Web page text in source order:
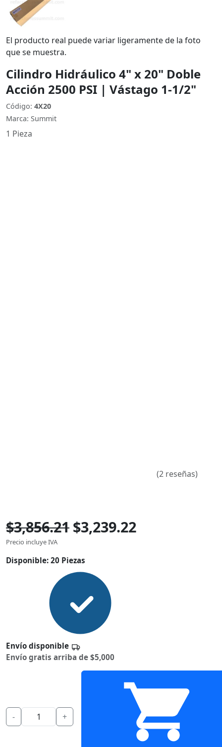
El producto real puede variar ligeramente de la foto
que se muestra.
Cilindro Hidráulico 4" x 20" Doble
Acción 2500 PSI | Vástago 1-1/2"
Código: 4X20
Marca: Summit
1 Pieza
(2 reseñas)
$3,856.21 $3,239.22
Precio incluye IVA
Disponible: 20 Piezas
Envío disponible
Envío gratis arriba de $5,000
- +